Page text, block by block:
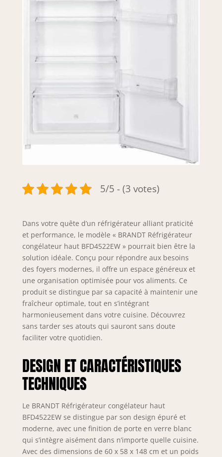
5/5 - (3 votes)
Dans votre quête d’un réfrigérateur alliant praticité
et performance, le modèle « BRANDT Réfrigérateur
congélateur haut BFD4522EW » pourrait bien être la
solution idéale. Conçu pour répondre aux besoins
des foyers modernes, il offre un espace généreux et
une organisation optimisée pour vos aliments. Ce
produit se distingue par sa capacité à maintenir une
fraîcheur optimale, tout en s’intégrant
harmonieusement dans votre cuisine. Découvrez
sans tarder ses atouts qui sauront sans doute
faciliter votre quotidien.
DESIGN ET CARACTÉRISTIQUES
TECHNIQUES
Le BRANDT Réfrigérateur congélateur haut
BFD4522EW se distingue par son design épuré et
moderne, avec une finition de porte en verre blanc
qui s’intègre aisément dans n’importe quelle cuisine.
Avec des dimensions de 60 x 58 x 148 cm et un poids